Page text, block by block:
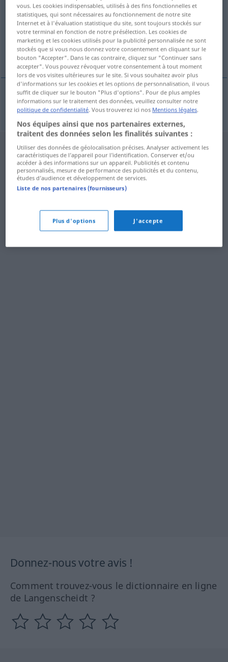
Vue d'ensemble de toutes les traductions
(Pour plus d'informations, cliquez sur/touchez la traduction)
Artikel
ArtikelmHandels- artikl
Donnez-nous votre avis !
Comment trouvez-vous le dictionnaire en ligne
de Langenscheidt ?
vous. Les cookies indispensables, utilisés à des fins fonctionnelles et
statistiques, qui sont nécessaires au fonctionnement de notre site
Internet et à l'évaluation statistique du site, sont toujours stockés sur
votre terminal en fonction de notre présélection. Les cookies de
marketing et les cookies utilisés pour la publicité personnalisée ne sont
stockés que si vous nous donnez votre consentement en cliquant sur le
bouton "Accepter". Dans le cas contraire, cliquez sur "Continuer sans
accepter". Vous pouvez révoquer votre consentement à tout moment
lors de vos visites ultérieures sur le site. Si vous souhaitez avoir plus
d'informations sur les cookies et les options de personnalisation, il vous
suffit de cliquer sur le bouton "Plus d'options". Pour de plus amples
informations sur le traitement des données, veuillez consulter notre
politique de confidentialité. Vous trouverez ici nos Mentions légales.
Nos équipes ainsi que nos partenaires externes,
traitent des données selon les finalités suivantes :
Utiliser des données de géolocalisation précises. Analyser activement les
caractéristiques de l’appareil pour l’identification. Conserver et/ou
accéder à des informations sur un appareil. Publicités et contenu
personnalisés, mesure de performance des publicités et du contenu,
études d’audience et développement de services.
Liste de nos partenaires (fournisseurs)
Plus d'options J'accepte